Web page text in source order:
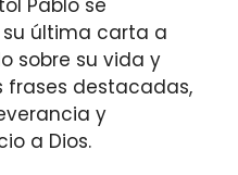
Pablo se
última carta a
sobre su vida y
frases destacadas,
y
a Dios.